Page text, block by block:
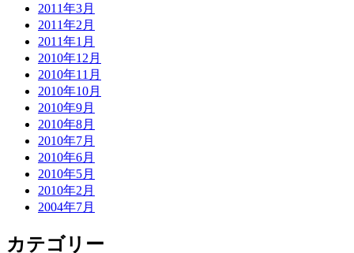
2011年3月
2011年2月
2011年1月
2010年12月
2010年11月
2010年10月
2010年9月
2010年8月
2010年7月
2010年6月
2010年5月
2010年2月
2004年7月
カテゴリー